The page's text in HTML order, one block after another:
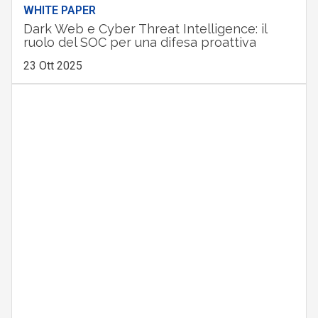
WHITE PAPER
Dark Web e Cyber Threat Intelligence: il
ruolo del SOC per una difesa proattiva
23 Ott 2025